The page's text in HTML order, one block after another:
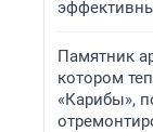
Памятник
котором
«Карибы»,